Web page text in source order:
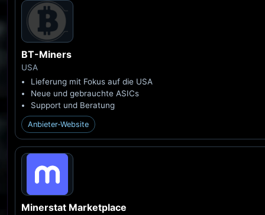
BT-Miners
USA
Lieferung mit Fokus auf die USA
Neue und gebrauchte ASICs
Support und Beratung
Anbieter-Website
Minerstat Marketplace